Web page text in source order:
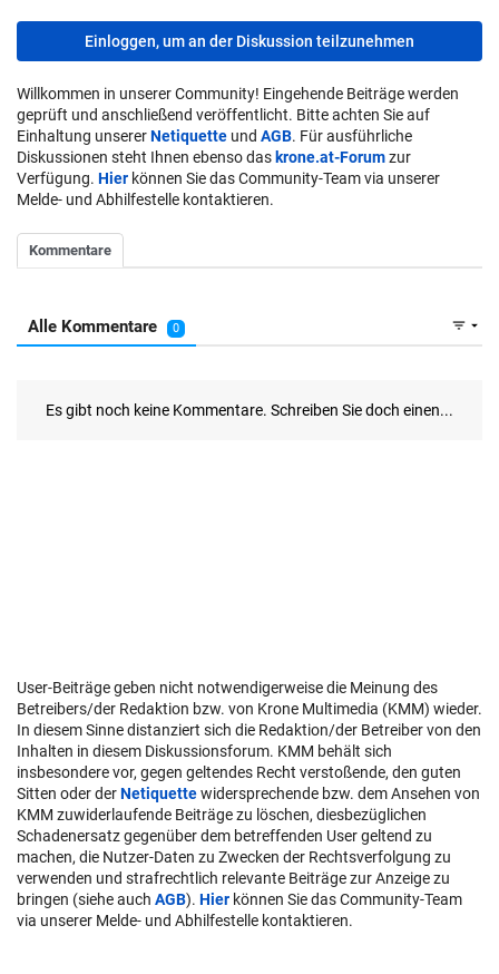
Einloggen, um an der Diskussion teilzunehmen
Willkommen in unserer Community! Eingehende Beiträge werden
geprüft und anschließend veröffentlicht. Bitte achten Sie auf
Einhaltung unsererNetiquette und AGB. Für ausführliche
Diskussionen steht Ihnen ebenso das krone.at-Forumzur
Verfügung. Hier können Sie das Community-Team via unserer
Melde- und Abhilfestelle kontaktieren.
User-Beiträge geben nicht notwendigerweise die Meinung des
Betreibers/der Redaktion bzw. von Krone Multimedia (KMM) wieder.
In diesem Sinne distanziert sich die Redaktion/der Betreiber von den
Inhalten in diesem Diskussionsforum. KMM behält sich
insbesondere vor, gegen geltendes Recht verstoßende, den guten
Sitten oder derNetiquettewidersprechende bzw. dem Ansehen von
KMM zuwiderlaufende Beiträge zu löschen, diesbezüglichen
Schadenersatz gegenüber dem betreffenden User geltend zu
machen, die Nutzer-Daten zu Zwecken der Rechtsverfolgung zu
verwenden und strafrechtlich relevante Beiträge zur Anzeige zu
bringen (siehe auch AGB). Hier können Sie das Community-Team
via unserer Melde- und Abhilfestelle kontaktieren.